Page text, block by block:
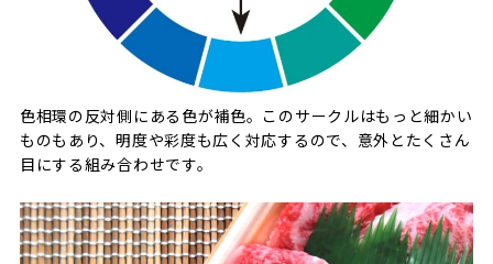
色相環の反対側にある色が補色。このサークルはもっと細かい
ものもあり、明度や彩度も広く対応するので、意外とたくさん
目にする組み合わせです。